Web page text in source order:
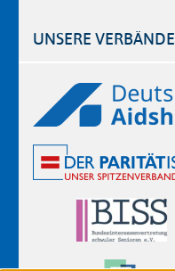
UNSERE VERBÄNDE
Logos